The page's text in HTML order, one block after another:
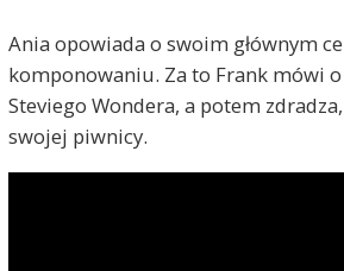
Ania opowiada o swoim głównym
komponowaniu. Za to Frank mówi o
Steviego Wondera, a potem
swojej piwnicy.